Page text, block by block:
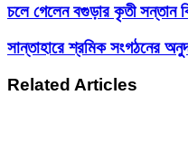
চলে গেলেন বগুড়ার কৃতী সন্তান
সান্তাহারে শ্রমিক সংগঠনের
Related Articles